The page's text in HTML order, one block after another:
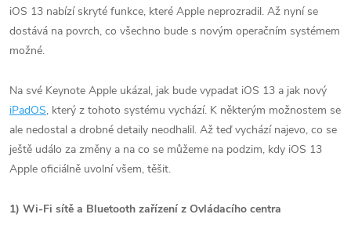
iOS 13 nabízí skryté funkce, které Apple neprozradil. Až nyní se
dostává na povrch, co všechno bude s novým operačním systémem
možné.
Na své Keynote Apple ukázal, jak bude vypadat iOS 13 a jak nový
iPadOS, který z tohoto systému vychází. K některým možnostem se
ale nedostal a drobné detaily neodhalil. Až teď vychází najevo, co se
ještě událo za změny a na co se můžeme na podzim, kdy iOS 13
Apple oficiálně uvolní všem, těšit.
1) Wi-Fi sítě a Bluetooth zařízení z Ovládacího centra